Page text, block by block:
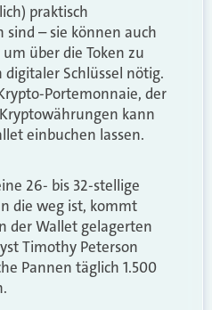
praktisch
– sie können auch
über die Token zu
Schlüssel nötig.
Portemonnaie, der
kann
einbuchen lassen.
26- bis 32-stellige
die weg ist, kommt
der Wallet gelagerten
Timothy Peterson
Pannen täglich 1.500